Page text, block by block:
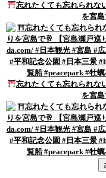
忘れたくても忘れられな
を宮
忘れたくても忘れられな
を宮